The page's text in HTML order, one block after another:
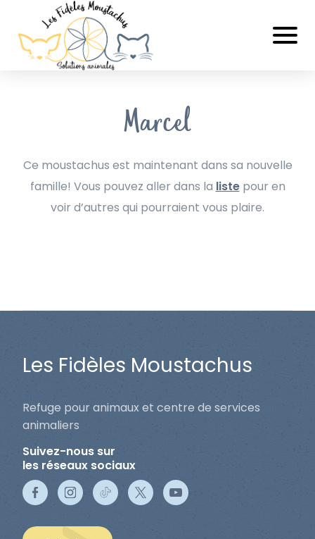
Marcel
Ce moustachus est maintenant dans sa nouvelle
famille! Vous pouvez aller dans la listepour en
voir d’autres qui pourraient vous plaire.
Les Fidèles Moustachus
Refuge pour animaux et centre de services
animaliers
Suivez-nous sur
les réseaux sociaux